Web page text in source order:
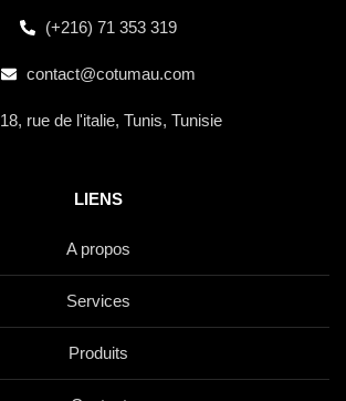
(+216) 71 353 319
contact@cotumau.com
18, rue de l'italie, Tunis, Tunisie
LIENS
A propos
Services
Produits